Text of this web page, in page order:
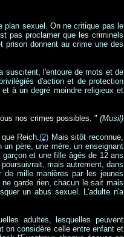
plan sexuel. On ne critique pas le
pas proclamer que les criminels
prison donnent au crime une des
suscitent, l'entoure de mots et de
d'action et de protection
à un degré moindre religieux et
nos crimes possibles. " (Musil)
Reich.(2) Mais sitôt reconnue,
père, une mère, un enseignant
et une fille âgés de 12 ans
mais autrement, dans
mille manières par les jeunes
garde rien, chacun le sait mais
un abus sexuel. L'adulte n'a
adultes, lesquelles peuvent
on considère celle entre enfant et